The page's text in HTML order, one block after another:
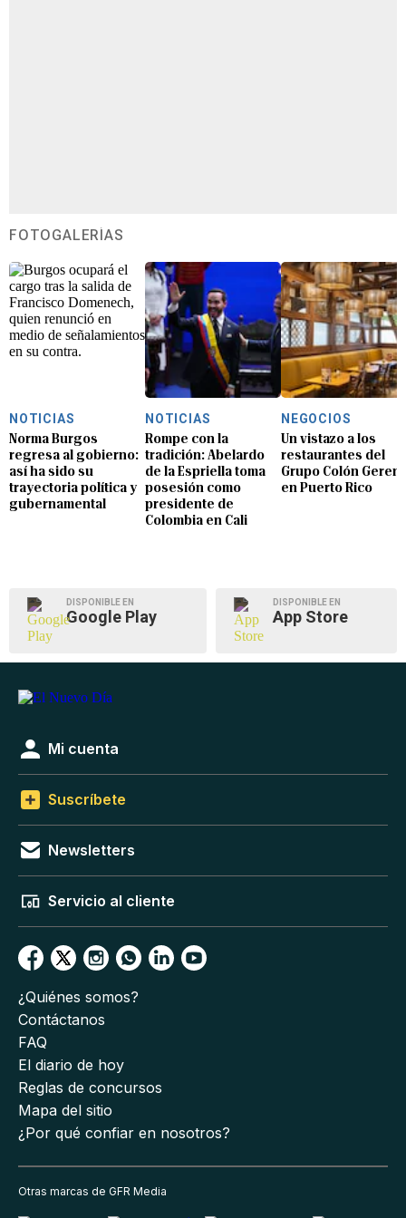
FOTOGALERÍAS
NOTICIAS
Norma Burgos
regresa al gobierno:
así ha sido su
trayectoria política y
gubernamental
NOTICIAS
Rompe con la
tradición: Abelardo
de la Espriella toma
posesión como
presidente de
Colombia en Cali
NEGOCIOS
Un vistazo a los
restaurantes del
Grupo Colón
en Puerto Rico
DISPONIBLE EN
Google Play
DISPONIBLE EN
App Store
Mi cuenta
Suscríbete
Newsletters
Servicio al cliente
¿Quiénes somos?
Contáctanos
FAQ
El diario de hoy
Reglas de concursos
Mapa del sitio
¿Por qué confiar en nosotros?
Otras marcas de GFR Media